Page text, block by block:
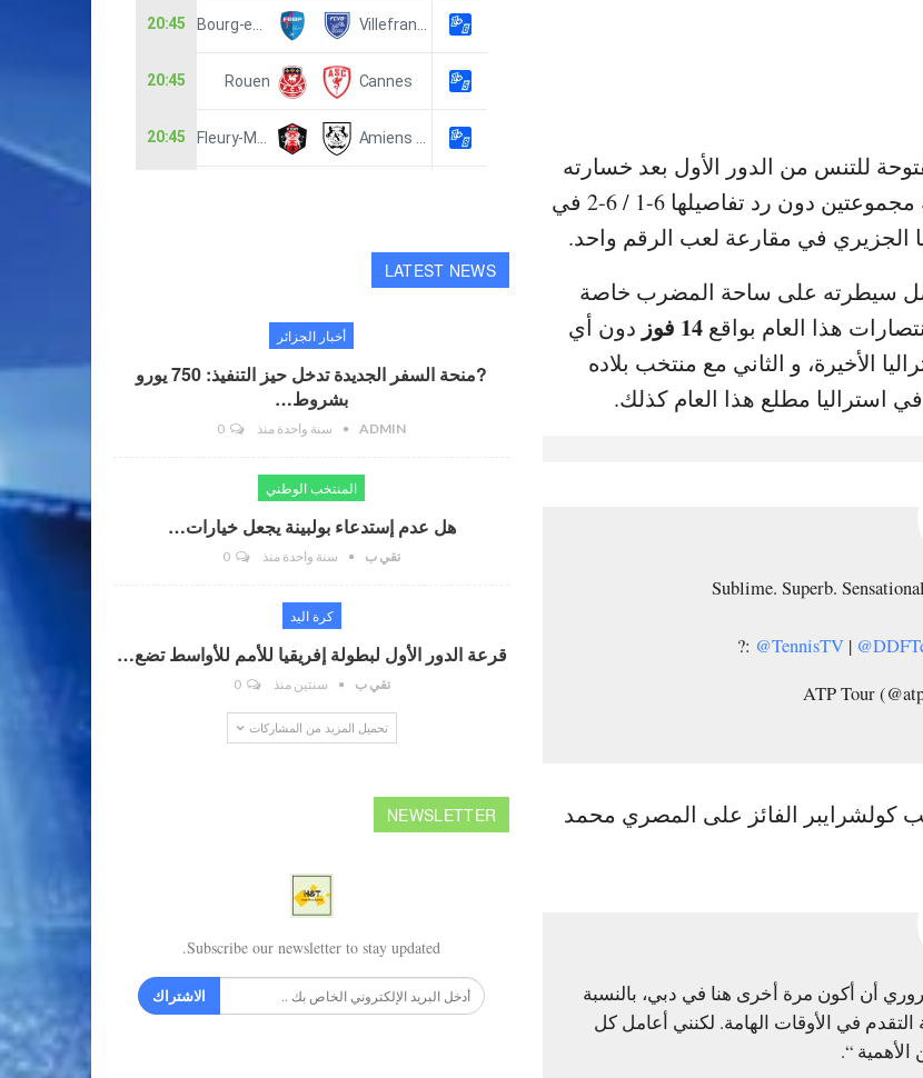
للتنس من الدور الأول بعد خسارته
، و ذلك بنتيجة مجموعتين دون رد تفاصيلها 6-1 / 6-2 في
في مقارعة لعب الرقم واحد.
سيطرته على ساحة المضرب خاصة
هذا العام بواقع
دون أي
الأخيرة، و الثاني مع منتخب بلاده
استراليا مطلع هذا العام كذلك.
Sublime. Superb.
?: @TennisTV |
كولشرايبر الفائز على المصري محمد
أن أكون مرة أخرى هنا في دبي، بالنسبة
في الأوقات الهامة. لكنني أعامل كل
“.
LATEST NEWS
أخبار الجزائر
?منحة السفر الجديدة تدخل حيز التنفيذ: 750 يورو
بشروط…
ADMIN سنة واحدة منذ
المنتخب الوطني
هل عدم إستدعاء بولبينة يجعل خيارات…
تقي ب سنة واحدة منذ
كرة اليد
قرعة الدور الأول لبطولة إفريقيا للأمم للأواسط تضع…
تقي ب سنتين منذ 0
تحميل المزيد من المشاركات
NEWSLETTER
Subscribe our newsletter to stay updated.
الاشتراك